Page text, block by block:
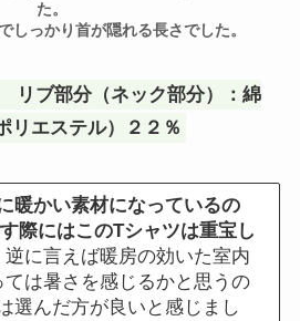
た。
しっかり首が隠れる長さでした。
リブ部分（ネック部分）：綿
リエステル）２２％
暖かい素材になっているの
際にはこのTシャツは重宝し
に言えば暖房の効いた室内
は暑さを感じるかと思うの
選んだ方が良いと感じまし